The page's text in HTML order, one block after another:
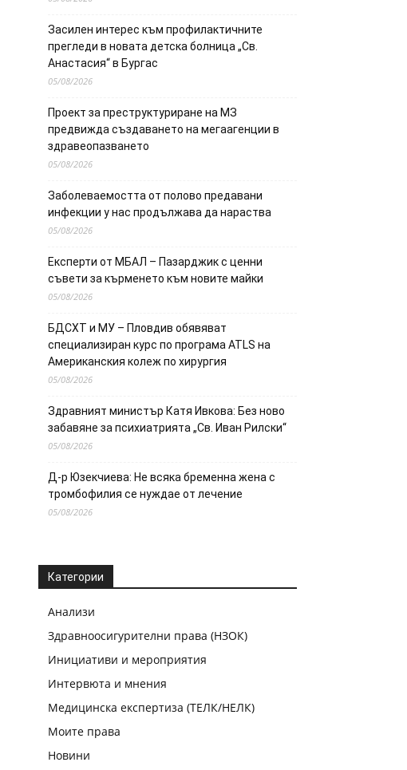
Засилен интерес към профилактичните
прегледи в новата детска болница „Св.
Анастасия“ в Бургас
05/08/2026
Проект за преструктуриране на МЗ
предвижда създаването на мегаагенции в
здравеопазването
05/08/2026
Заболеваемостта от полово предавани
инфекции у нас продължава да нараства
05/08/2026
Експерти от МБАЛ – Пазарджик с ценни
съвети за кърменето към новите майки
05/08/2026
БДСХТ и МУ – Пловдив обявяват
специализиран курс по програма ATLS на
Американския колеж по хирургия
05/08/2026
Здравният министър Катя Ивкова: Без ново
забавяне за психиатрията „Св. Иван Рилски“
05/08/2026
Д-р Юзекчиева: Не всяка бременна жена с
тромбофилия се нуждае от лечение
05/08/2026
Категории
Анализи
Здравноосигурителни права (НЗОК)
Инициативи и мероприятия
Интервюта и мнения
Медицинска експертиза (ТЕЛК/НЕЛК)
Моите права
Новини